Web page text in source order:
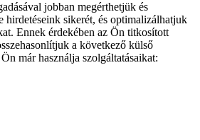
jobban megérthetjük és
hirdetéseink sikerét, és optimalizálhatjuk
Ennek érdekében az Ön titkosított
a következő külső
már használja szolgáltatásaikat: